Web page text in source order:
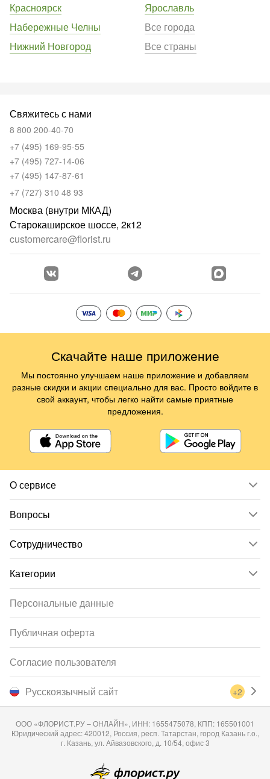
Красноярск
Набережные Челны
Нижний Новгород
Ярославль
Все города
Все страны
О сервисе
Вопросы
Сотрудничество
Категории
Свяжитесь с нами
8 800 200-40-70
+7 (495) 169-95-55
+7 (495) 727-14-06
+7 (495) 147-87-61
+7 (727) 310 48 93
Москва (внутри МКАД)
Старокаширское шоссе, 2к12
customercare@florist.ru
Русскоязычный сайт +2
Персональные данные
Публичная оферта
Согласие пользователя
ООО «ФЛОРИСТ.РУ – ОНЛАЙН», ИНН: 1655475078, КПП: 165501001
Юридический адрес: 420012, Россия, респ. Татарстан, город Казань г.о.,
г. Казань, ул. Айвазовского, д. 10/54, офис 3
Скачайте наше приложение
Мы постоянно улучшаем наше приложение и добавляем
разные скидки и акции специально для вас. Просто войдите в
свой аккаунт, чтобы легко найти самые приятные
предложения.